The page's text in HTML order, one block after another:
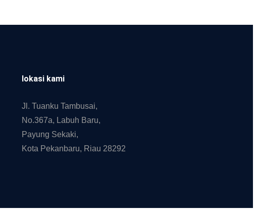
lokasi kami
Jl. Tuanku Tambusai,
No.367a, Labuh Baru,
Payung Sekaki,
Kota Pekanbaru, Riau 28292